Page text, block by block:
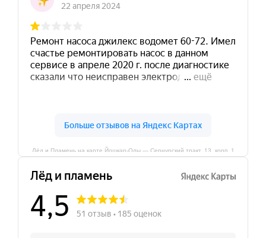
Лёд и Пламень на карте Йошкар‑Олы — Сернурский тракт, 13, корп. 1